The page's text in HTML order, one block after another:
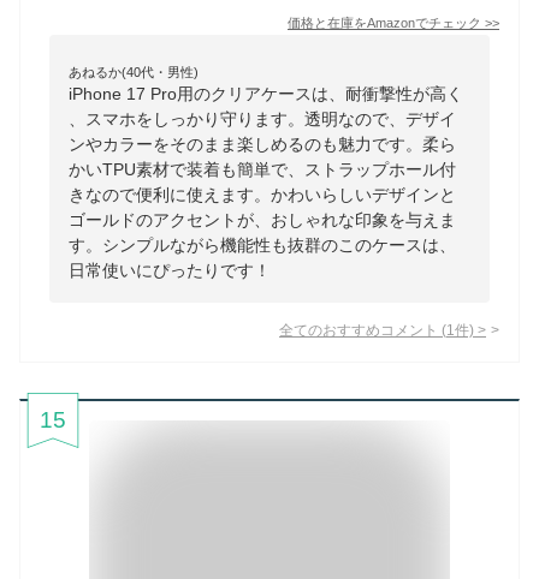
価格と在庫をAmazonでチェック >>
あねるか(40代・男性)
iPhone 17 Pro用のクリアケースは、耐衝撃性が高く
、スマホをしっかり守ります。透明なので、デザイ
ンやカラーをそのまま楽しめるのも魅力です。柔ら
かいTPU素材で装着も簡単で、ストラップホール付
きなので便利に使えます。かわいらしいデザインと
ゴールドのアクセントが、おしゃれな印象を与えま
す。シンプルながら機能性も抜群のこのケースは、
日常使いにぴったりです！
全てのおすすめコメント (1 件) >
15